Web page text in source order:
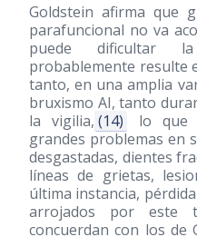
Goldstein afirma que
parafuncional no va
puede dificultar la
probablemente resulte
tanto, en una amplia
bruxismo AI, tanto
la vigilia, (14)
lo que
grandes problemas en
desgastadas, dientes
líneas de grietas,
última instancia,
arrojados por este
concuerdan con los de